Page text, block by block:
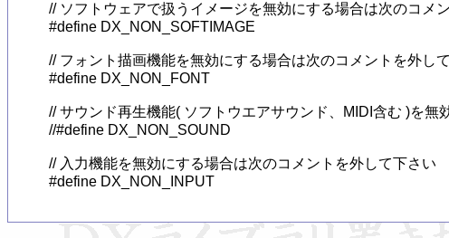
// ソフトウェアで扱うイメージを無効にする場合は次のコメ
#define DX_NON_SOFTIMAGE
// フォント描画機能を無効にする場合は次のコメントを外し
#define DX_NON_FONT
// サウンド再生機能( ソフトウエアサウンド、MIDI含む )を
//#define DX_NON_SOUND
// 入力機能を無効にする場合は次のコメントを外して下さい
#define DX_NON_INPUT